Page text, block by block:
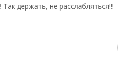
держать, не расслабляться!!!